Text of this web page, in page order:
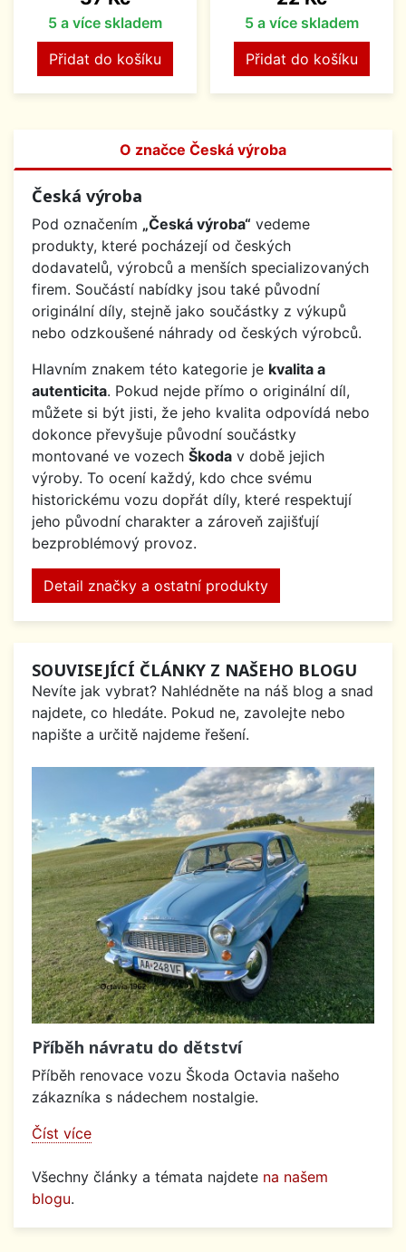
5 a více skladem
Přidat do košíku
5 a více skladem
Přidat do košíku
O značce Česká výroba
Česká výroba
Pod označením „Česká výroba“ vedeme
produkty, které pocházejí od českých
dodavatelů, výrobců a menších specializovaných
firem. Součástí nabídky jsou také původní
originální díly, stejně jako součástky z výkupů
nebo odzkoušené náhrady od českých výrobců.
Hlavním znakem této kategorie je kvalita a
autenticita. Pokud nejde přímo o originální díl,
můžete si být jisti, že jeho kvalita odpovídá nebo
dokonce převyšuje původní součástky
montované ve vozech Škoda v době jejich
výroby. To ocení každý, kdo chce svému
historickému vozu dopřát díly, které respektují
jeho původní charakter a zároveň zajišťují
bezproblémový provoz.
Detail značky a ostatní produkty
SOUVISEJÍCÍ ČLÁNKY Z NAŠEHO BLOGU
Nevíte jak vybrat? Nahlédněte na náš blog a snad
najdete, co hledáte. Pokud ne, zavolejte nebo
napište a určitě najdeme řešení.
Příběh návratu do dětství
Příběh renovace vozu Škoda Octavia našeho
zákazníka s nádechem nostalgie.
Číst více
Všechny články a témata najdete na našem
blogu.